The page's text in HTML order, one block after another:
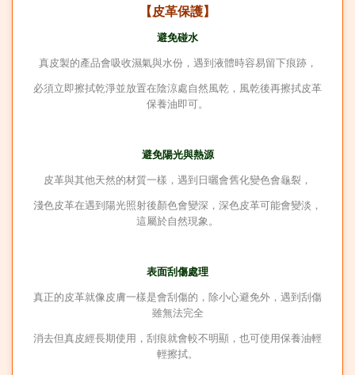
【皮革保護】
避免碰水
真皮製的產品會吸收濕氣與水份，遇到液體時容易留下痕跡，
必須立即擦拭乾淨並放置在陰涼處自然風乾，風乾後再擦拭皮革
保養油即可。
避免陽光與熱源
皮革與其他天然的材質一樣，遇到日曬會舊化變色會龜裂，
淺色皮革在遇到陽光照射後顏色會變深，深色皮革可能會變淡，
這屬於自然現象。
表面刮傷處理
真正的皮革就像皮膚一樣是會刮傷的，除小心避免外，遇到刮傷
雖無法完全
消去但真皮經長期使用，刮痕就會較不明顯，也可使用保養油輕
輕擦拭。